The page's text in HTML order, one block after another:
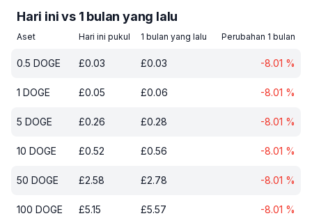
Hari ini vs 1 bulan yang lalu
Aset Hari ini pukul 1 bulan yang lalu Perubahan 1 bulan
0.5 DOGE £0.03 £0.03 -8.01 %
1 DOGE £0.05 £0.06 -8.01 %
5 DOGE £0.26 £0.28 -8.01 %
10 DOGE £0.52 £0.56 -8.01 %
50 DOGE £2.58 £2.78 -8.01 %
100 DOGE £5.15 £5.57 -8.01 %